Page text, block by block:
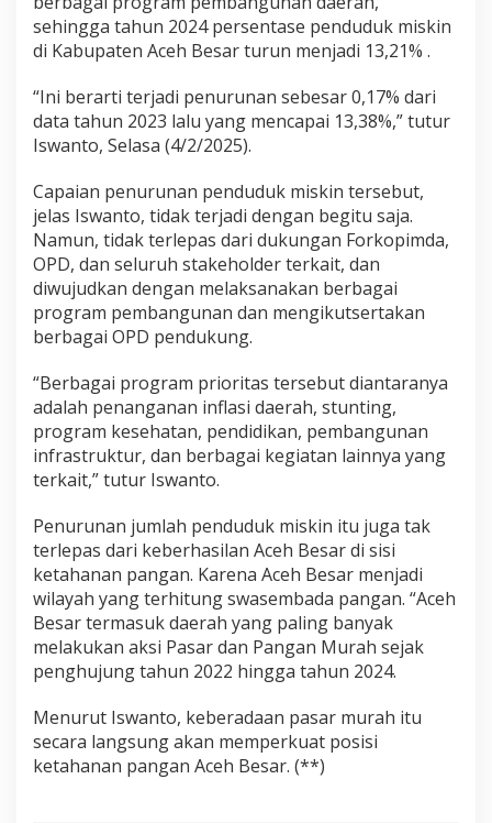
sehingga tahun 2024 persentase penduduk miskin
di Kabupaten Aceh Besar turun menjadi 13,21% .
“Ini berarti terjadi penurunan sebesar 0,17% dari
data tahun 2023 lalu yang mencapai 13,38%,” tutur
Iswanto, Selasa (4/2/2025).
Capaian penurunan penduduk miskin tersebut,
jelas Iswanto, tidak terjadi dengan begitu saja.
Namun, tidak terlepas dari dukungan Forkopimda,
OPD, dan seluruh stakeholder terkait, dan
diwujudkan dengan melaksanakan berbagai
program pembangunan dan mengikutsertakan
berbagai OPD pendukung.
“Berbagai program prioritas tersebut diantaranya
adalah penanganan inflasi daerah, stunting,
program kesehatan, pendidikan, pembangunan
infrastruktur, dan berbagai kegiatan lainnya yang
terkait,” tutur Iswanto.
Penurunan jumlah penduduk miskin itu juga tak
terlepas dari keberhasilan Aceh Besar di sisi
ketahanan pangan. Karena Aceh Besar menjadi
wilayah yang terhitung swasembada pangan. “Aceh
Besar termasuk daerah yang paling banyak
melakukan aksi Pasar dan Pangan Murah sejak
penghujung tahun 2022 hingga tahun 2024.
Menurut Iswanto, keberadaan pasar murah itu
secara langsung akan memperkuat posisi
ketahanan pangan Aceh Besar. (**)